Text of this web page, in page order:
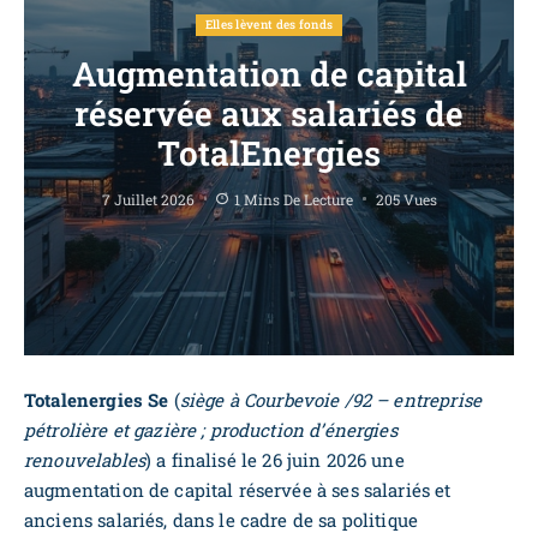
Elles lèvent des fonds
Augmentation de capital
réservée aux salariés de
TotalEnergies
7 Juillet 2026 1 Mins De Lecture 205 Vues
Totalenergies Se (siège à Courbevoie /92 – entreprise
pétrolière et gazière ; production d’énergies
renouvelables) a finalisé le 26 juin 2026 une
augmentation de capital réservée à ses salariés et
anciens salariés, dans le cadre de sa politique